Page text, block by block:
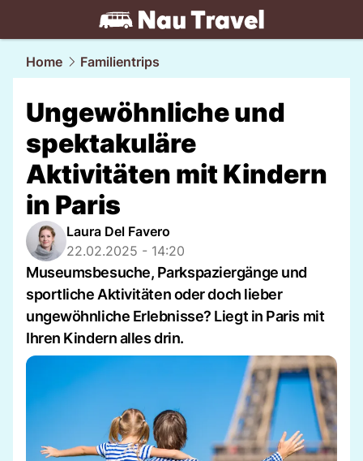
travel.NAU.ch
Home Familientrips
Ungewöhnliche und
spektakuläre
Aktivitäten mit Kindern
in Paris
Laura Del Favero
22.02.2025 - 14:20
Museumsbesuche, Parkspaziergänge und
sportliche Aktivitäten oder doch lieber
ungewöhnliche Erlebnisse? Liegt in Paris mit
Ihren Kindern alles drin.